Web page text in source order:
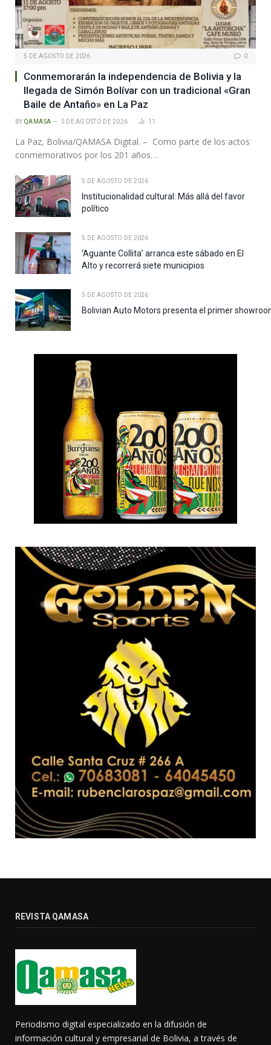
5 DE AGOSTO DE 2026 0
Conmemorarán la independencia de Bolivia y la
llegada de Simón Bolívar con un tradicional «Gran
Baile de Antaño» en La Paz
BY QAMASA 5 DE AGOSTO DE 2026 11
La Paz, Bolivia/QAMASA Digital. – Como parte de los actos
conmemorativos por los 201 años…
5 DE AGOSTO DE 2026
Institucionalidad cultural: Más allá del favor
político
5 DE AGOSTO DE 2026
‘Aguante Collita’ arranca este sábado en El
Alto y recorrerá siete municipios
5 DE AGOSTO DE 2026
Bolivian Auto Motors presenta el primer
REVISTA QAMASA
Periodismo digital especializado en la difusión de
información cultural y empresarial de Bolivia, a través de